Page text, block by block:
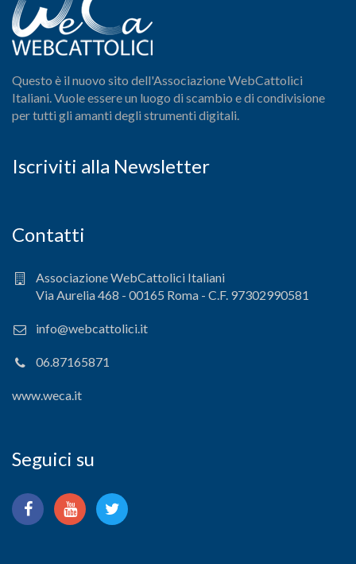
Questo è il nuovo sito dell'Associazione WebCattolici
Italiani. Vuole essere un luogo di scambio e di condivisione
per tutti gli amanti degli strumenti digitali.
Iscriviti alla Newsletter
Contatti
Associazione WebCattolici Italiani
Via Aurelia 468 - 00165 Roma - C.F. 97302990581
info@webcattolici.it
06.87165871
www.weca.it
Seguici su